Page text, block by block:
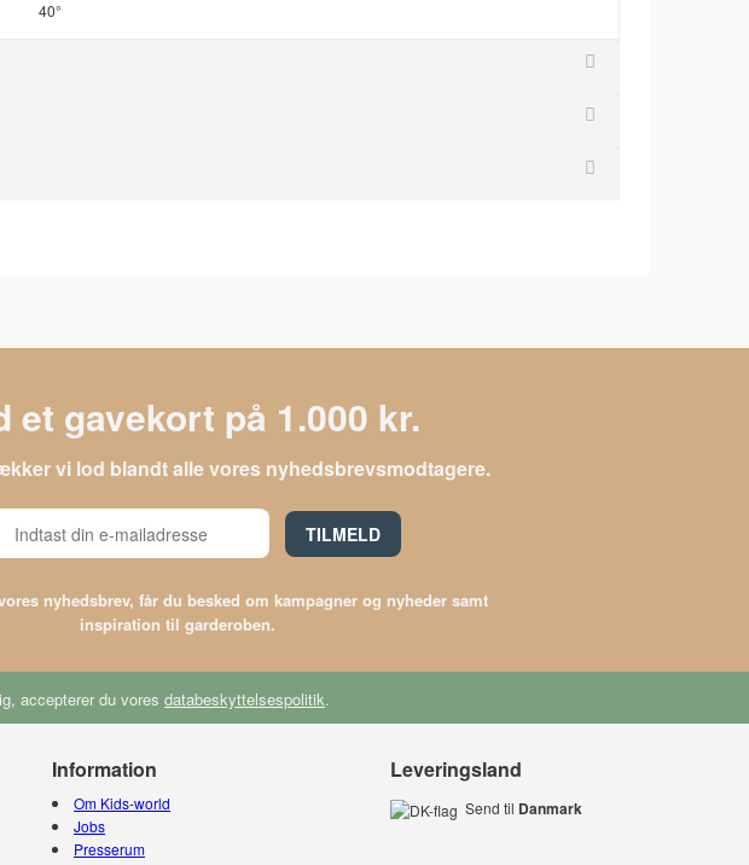
40°
et gavekort på 1.000 kr.
vi lod blandt alle vores nyhedsbrevsmodtagere.
TILMELD
nyhedsbrev, får du besked om kampagner og nyheder samt
inspiration til garderoben.
accepterer du vores databeskyttelsespolitik.
Information
Om Kids-world
Jobs
Presserum
Leveringsland
Send til Danmark